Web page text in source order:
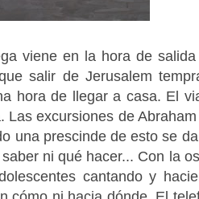
viene en la hora de
salir de Jerusalem
hora de llegar a casa. El
Las excursiones de
una prescinde de esto se
ni qué hacer... Con la
cantando y